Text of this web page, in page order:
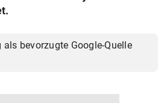
als bevorzugte Google-Quelle